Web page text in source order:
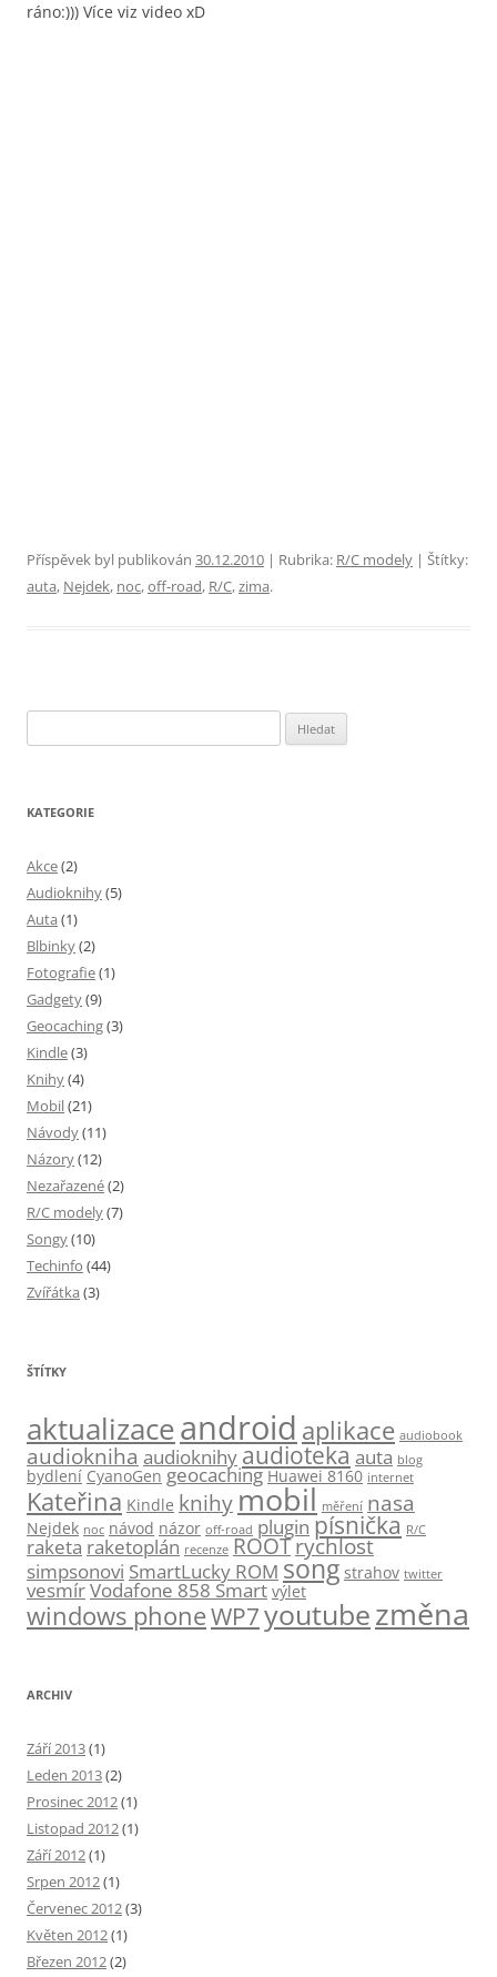
ráno:))) Více viz video xD
Příspěvek byl publikován 30.12.2010 | Rubrika: R/C modely | Štítky:
auta, Nejdek, noc,off-road, R/C,zima.
KATEGORIE
Akce(2)
Audioknihy(5)
Auta (1)
Blbinky(2)
Fotografie(1)
Gadgety(9)
Geocaching(3)
Kindle(3)
Knihy(4)
Mobil(21)
Návody(11)
Názory(12)
Nezařazené(2)
R/C modely(7)
Songy(10)
Techinfo (44)
Zvířátka (3)
ŠTÍTKY
aktualizaceandroid aplikace audiobook
audiokniha audioknihy audioteka auta blog
bydlení CyanoGen geocaching Huawei 8160 internet
Kateřina Kindle knihy mobil měření nasa
Nejdek noc návod názor off-road plugin písnička R/C
raketa raketoplán recenze ROOTrychlost
simpsonovi SmartLucky ROM song strahov twitter
vesmírVodafone 858 Smart výlet
windows phoneWP7youtubezměna
ARCHIV
Září 2013(1)
Leden 2013(2)
Prosinec 2012(1)
Listopad 2012(1)
Září 2012(1)
Srpen 2012(1)
Červenec 2012(3)
Květen 2012(1)
Březen 2012(2)